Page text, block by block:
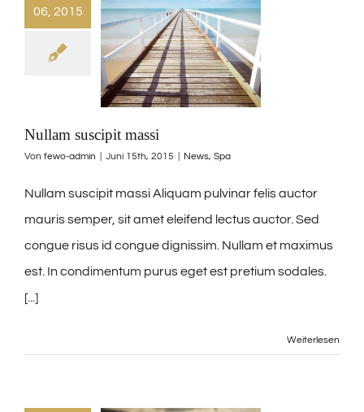
06, 2015
Nullam suscipit massi
Von fewo-admin Juni 15th, 2015 News, Spa
Nullam suscipit massi Aliquam pulvinar felis auctor
mauris semper, sit amet eleifend lectus auctor. Sed
congue risus id congue dignissim. Nullam et maximus
est. In condimentum purus eget est pretium sodales.
[...]
Weiterlesen